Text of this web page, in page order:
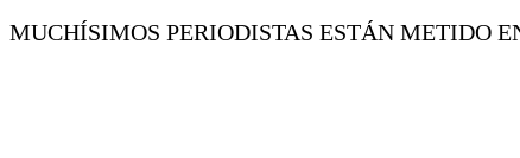
MUCHÍSIMOS PERIODISTAS ESTÁN METIDO